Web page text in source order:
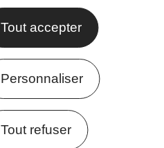
Tout accepter
Personnaliser
Tout refuser